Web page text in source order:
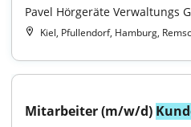
Pavel Hörgeräte Verwaltungs
Kiel, Pfullendorf, Hamburg,
Mitarbeiter (m/w/d)